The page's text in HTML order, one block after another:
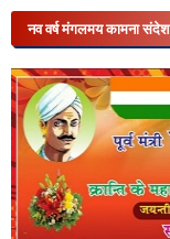
नव वर्ष मंगलमय कामना संदेश